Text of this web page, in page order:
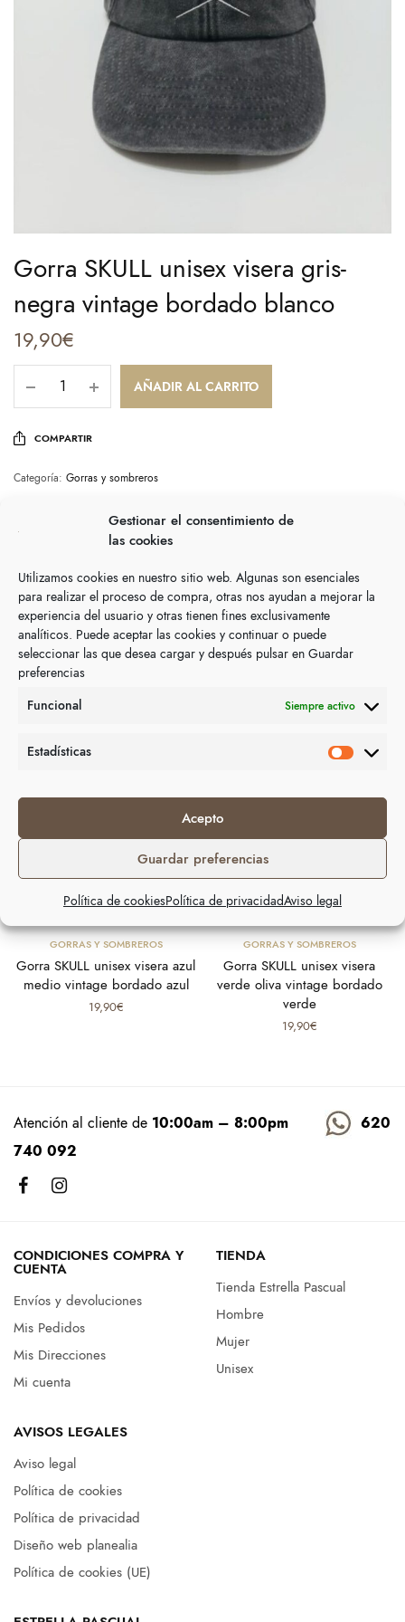
Gestionar el consentimiento de
las cookies
Utilizamos cookies en nuestro sitio web. Algunas son esenciales
para realizar el proceso de compra, otras nos ayudan a mejorar la
experiencia del usuario y otras tienen fines exclusivamente
analíticos. Puede aceptar las cookies y continuar o puede
seleccionar las que desea cargar y después pulsar en Guardar
preferencias
Funcional
Siempre activo
Estadísticas
Acepto
Guardar preferencias
Política de cookiesPolítica de privacidadAviso legal
Gorra SKULL unisex visera gris-
negra vintage bordado blanco
19,90€
AÑADIR AL CARRITO
COMPARTIR
Categoría: Gorras y sombreros
Unisex. Ajustable.
Productos relacionados
Añadir al carrito
GORRAS Y SOMBREROS
Gorra SKULL unisex visera azul
medio vintage bordado azul
19,90€
Añadir al carrito
GORRAS Y SOMBREROS
Gorra SKULL unisex visera
verde oliva vintage bordado
verde
19,90€
Atención al cliente de 10:00am – 8:00pm
620
740 092
CONDICIONES COMPRA Y
CUENTA
Envíos y devoluciones
Mis Pedidos
Mis Direcciones
Mi cuenta
TIENDA
Tienda Estrella Pascual
Hombre
Mujer
Unisex
AVISOS LEGALES
Aviso legal
Política de cookies
Política de privacidad
Diseño web planealia
Política de cookies (UE)